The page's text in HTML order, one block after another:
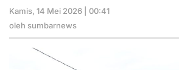
Kamis, 14 Mei 2026 | 00:41
oleh sumbarnews